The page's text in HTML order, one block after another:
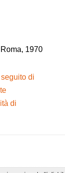
1970
di
di